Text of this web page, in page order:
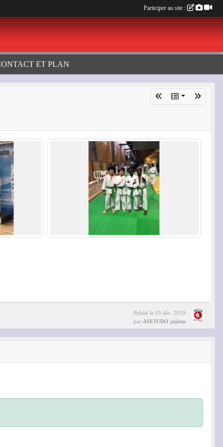
ET PLAN
Publié le 15 déc. 2019
par ASEJUDO jujitsu
Participer au site :